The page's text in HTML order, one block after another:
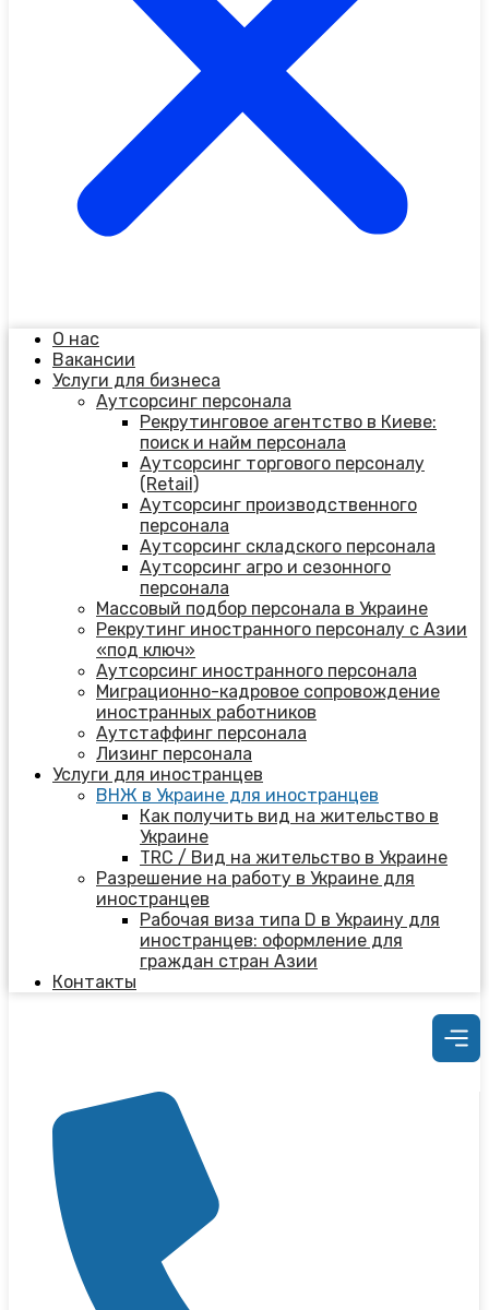
О нас
Вакансии
Услуги для бизнеса
Аутсорсинг персонала
Рекрутинговое агентство в Киеве:
поиск и найм персонала
Аутсорсинг торгового персоналу
(Retail)
Аутсорсинг производственного
персонала
Аутсорсинг складского персонала
Аутсорсинг агро и сезонного
персонала
Массовый подбор персонала в Украине
Рекрутинг иностранного персоналу с Азии
«под ключ»
Аутсорсинг иностранного персонала
Миграционно-кадровое сопровождение
иностранных работников
Аутстаффинг персонала
Лизинг персонала
Услуги для иностранцев
ВНЖ в Украине для иностранцев
Как получить вид на жительство в
Украине
TRC / Вид на жительство в Украине
Разрешение на работу в Украине для
иностранцев
Рабочая виза типа D в Украину для
иностранцев: оформление для
граждан стран Азии
Контакты